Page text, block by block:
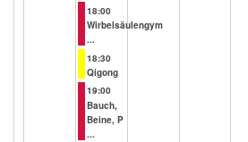
18:00
Wirbelsäulengym
...
18:30
Qigong
19:00
Bauch,
Beine, P
...